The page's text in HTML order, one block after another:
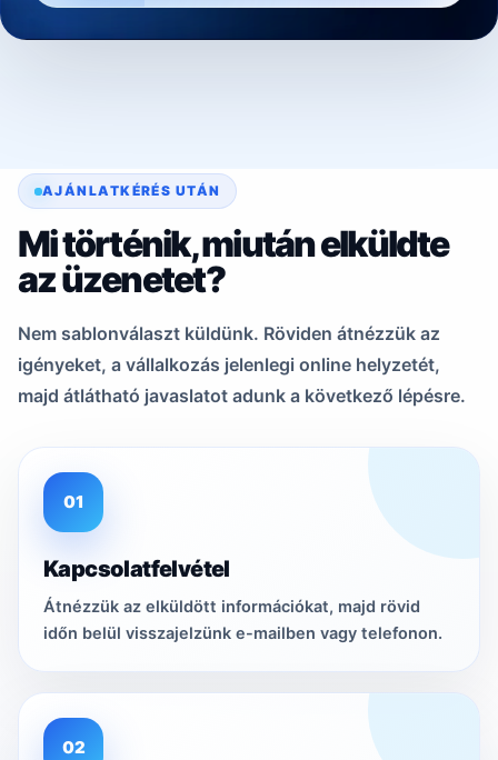
AJÁNLATKÉRÉS UTÁN
Mi történik, miután elküldte
az üzenetet?
Nem sablonválaszt küldünk. Röviden átnézzük az
igényeket, a vállalkozás jelenlegi online helyzetét,
majd átlátható javaslatot adunk a következő lépésre.
01
Kapcsolatfelvétel
Átnézzük az elküldött információkat, majd rövid
időn belül visszajelzünk e-mailben vagy telefonon.
02